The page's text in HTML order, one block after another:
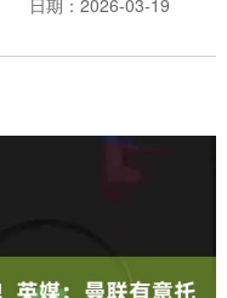
日期：2026-03-19